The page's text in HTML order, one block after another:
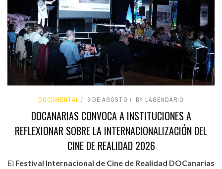
DOCUMENTAL 6 DE AGOSTO BY LAGENDARIO
DOCANARIAS CONVOCA A INSTITUCIONES A
REFLEXIONAR SOBRE LA INTERNACIONALIZACIÓN DEL
CINE DE REALIDAD 2026
El Festival Internacional de Cine de Realidad DOCanarias